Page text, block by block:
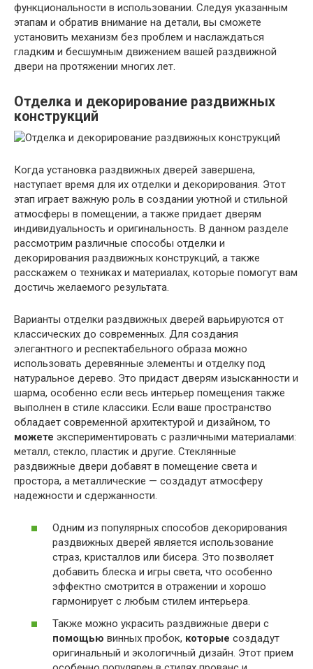
функциональности в использовании. Следуя указанным
этапам и обратив внимание на детали, вы сможете
установить механизм без проблем и наслаждаться
гладким и бесшумным движением вашей раздвижной
двери на протяжении многих лет.
Отделка и декорирование раздвижных
конструкций
Когда установка раздвижных дверей завершена,
наступает время для их отделки и декорирования. Этот
этап играет важную роль в создании уютной и стильной
атмосферы в помещении, а также придает дверям
индивидуальность и оригинальность. В данном разделе
рассмотрим различные способы отделки и
декорирования раздвижных конструкций, а также
расскажем о техниках и материалах, которые помогут вам
достичь желаемого результата.
Варианты отделки раздвижных дверей варьируются от
классических до современных. Для создания
элегантного и респектабельного образа можно
использовать деревянные элементы и отделку под
натуральное дерево. Это придаст дверям изысканности и
шарма, особенно если весь интерьер помещения также
выполнен в стиле классики. Если ваше пространство
обладает современной архитектурой и дизайном, то
можете экспериментировать с различными материалами:
металл, стекло, пластик и другие. Стеклянные
раздвижные двери добавят в помещение света и
простора, а металлические — создадут атмосферу
надежности и сдержанности.
Одним из популярных способов декорирования
раздвижных дверей является использование
страз, кристаллов или бисера. Это позволяет
добавить блеска и игры света, что особенно
эффектно смотрится в отражении и хорошо
гармонирует с любым стилем интерьера.
Также можно украсить раздвижные двери с
помощью винных пробок, которые создадут
оригинальный и экологичный дизайн. Этот прием